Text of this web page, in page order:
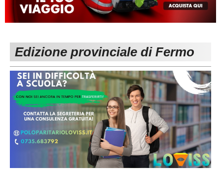
MACERATA
Carica la tua Rosa
ECCELLENZA
1^ CATEGORIA
2^ CATEGORIA
3^ CATEGORIA
GIOVANILI
REGIONALI
Edizione provinciale di Fermo